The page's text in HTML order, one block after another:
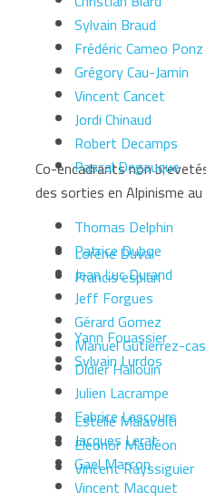
Sylvain Braud
Frédéric Cameo Ponz
Grégory Cau-Jamin
Vincent Cancet
Jordi Chinaud
Robert Decamps
Pascal Degauque
Thomas Delphin
Patrice Duboe
Jean Luc Durand
Jeff Forgues
Gérard Gomez
Manuel Gutierrez-
Didier Hallouin
Julien Lacrampe
Fabrice Lascours
Jacques Lerat
Gael Marcon
Vincent Macquet
Co-encadrants non
des sorties en Alpinisme
Lorène Duval
Francis esplan
Yann Fouassier
Sylvain Lurdos
Estelle Malavolti
Eleonor Mauléon
Vincent Rayssiguier